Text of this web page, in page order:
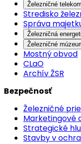
Železničné
Stredisko
Správa
Železničná
Železničné
Mostný obvod
CLaO
Archív ŽSR
Bezpečnosť
Železničné
Marketingové
Strategické
Stavby v